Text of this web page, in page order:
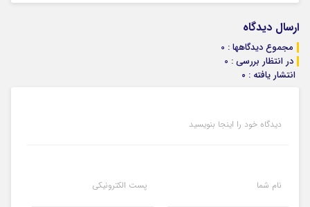
ارسال دیدگاه
مجموع دیدگاهها : 0
در انتظار بررسی : 0
انتشار یافته : ۰
دیدگاه خود را اینجا بنویسید
نام شما پست الکترونیکی